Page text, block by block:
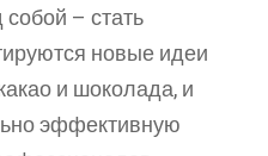
– стать
новые идеи
и шоколада, и
эффективную